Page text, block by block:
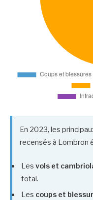
En 2023, les
recensés à Lombron
Les vols et
total.
Les coups et